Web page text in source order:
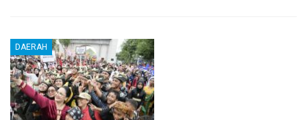
DAERAH